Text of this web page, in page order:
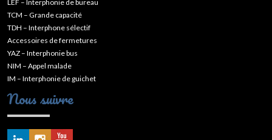
LEF – Interphonie de bureau
TCM – Grande capacité
TDH – Interphone sélectif
Accessoires de fermetures
YAZ – Interphonie bus
NIM – Appel malade
IM – Interphonie de guichet
Nous suivre